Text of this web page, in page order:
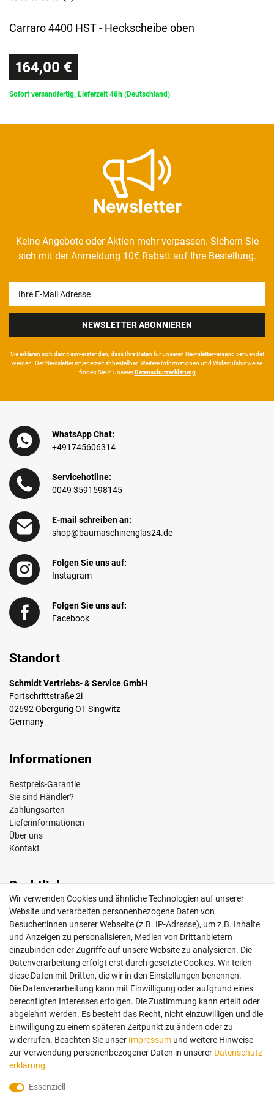
Carraro 4400 HST - Heckscheibe oben
164,00 €
Sofort versandfertig, Lieferzeit 48h (Deutschland)
Newsletter
Keine Angebote oder Aktion mehr verpassen. Sichern Sie
sich mit der Anmeldung 10€ Rabatt auf Ihre Bestellung.
Honig
NEWSLETTER ABONNIEREN
Sie erklären sich damit ein­ver­standen, dass Ihre Da­ten für unseren News­letter­versand ver­wen­det
werden. Der News­letter ist jeder­zeit ab­bestel­lbar. Weitere Infor­mationen und Wider­rufshin­weise
finden Sie in unsererDaten­schutz­erklärung
WhatsApp Chat:
+491745606314
Servicehotline:
0049 3591598145
E-mail schreiben an:
shop@baumaschinenglas24.de
Folgen Sie uns auf:
Instagram
Folgen Sie uns auf:
Facebook
Standort
Schmidt Vertriebs- & Service GmbH
Fortschrittstraße 2i
02692 Obergurig OT Singwitz
Germany
Informationen
Bestpreis-Garantie
Sie sind Händler?
Zahlungsarten
Lieferinformationen
Über uns
Kontakt
Rechtliches
Impressum
AGB
Widerrufsrecht
Datenschutz
Vertrag widerrufen
Mein Konto
Anmelden
Registrieren
Bezahlung und Versand
Wir verwenden Cookies und ähnliche Technologien auf unserer
Website und verarbeiten personenbezogene Daten von
Besucher:innen unserer Webseite (z.B. IP-Adresse), um z.B. Inhalte
und Anzeigen zu personalisieren, Medien von Drittanbietern
einzubinden oder Zugriffe auf unsere Website zu analysieren. Die
Datenverarbeitung erfolgt erst durch gesetzte Cookies. Wir teilen
diese Daten mit Dritten, die wir in den Einstellungen benennen.
Die Datenverarbeitung kann mit Einwilligung oder aufgrund eines
berechtigten Interesses erfolgen. Die Zustimmung kann erteilt oder
abgelehnt werden. Es besteht das Recht, nicht einzuwilligen und die
Einwilligung zu einem späteren Zeitpunkt zu ändern oder zu
widerrufen. Beachten Sie unser Impressum und weitere Hinweise
zur Verwendung personenbezogener Daten in unserer Daten­schutz­
erklärung.
Essenziell